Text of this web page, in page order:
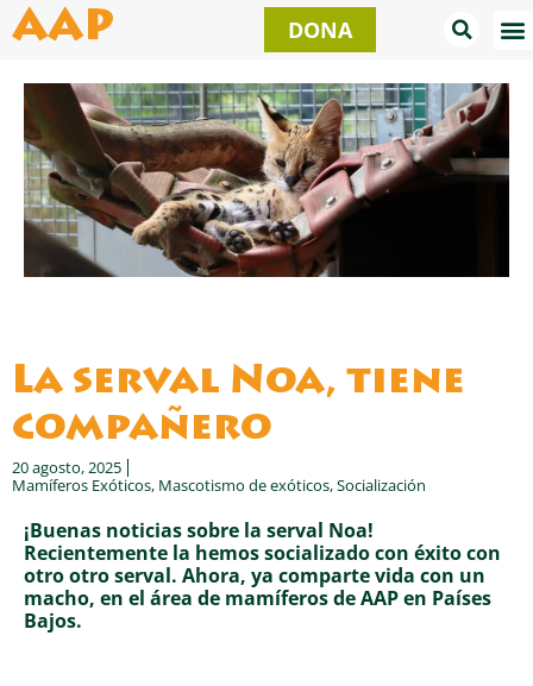
alAAP DONA
La serval Noa, tiene
compañero
20 agosto, 2025
Mamíferos Exóticos, Mascotismo de exóticos,Socialización
¡Buenas noticias sobre la serval Noa!
Recientemente la hemos socializado con éxito con
otro otro serval. Ahora, ya comparte vida con un
macho, en el área de mamíferos de AAP en Países
Bajos.